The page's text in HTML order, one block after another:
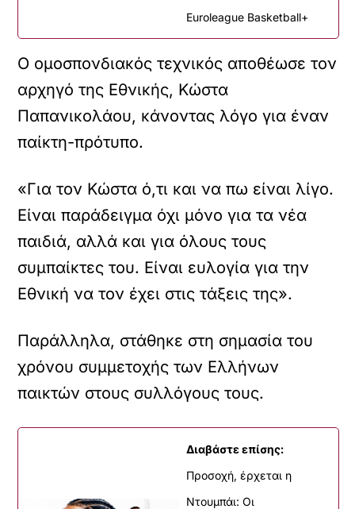
Euroleague Basketball+
Ο ομοσπονδιακός τεχνικός αποθέωσε τον
αρχηγό της Εθνικής, Κώστα
Παπανικολάου, κάνοντας λόγο για έναν
παίκτη-πρότυπο.
«Για τον Κώστα ό,τι και να πω είναι λίγο.
Είναι παράδειγμα όχι μόνο για τα νέα
παιδιά, αλλά και για όλους τους
συμπαίκτες του. Είναι ευλογία για την
Εθνική να τον έχει στις τάξεις της».
Παράλληλα, στάθηκε στη σημασία του
χρόνου συμμετοχής των Ελλήνων
παικτών στους συλλόγους τους.
Διαβάστε επίσης:
Προσοχή, έρχεται η
Ντουμπάι: Οι